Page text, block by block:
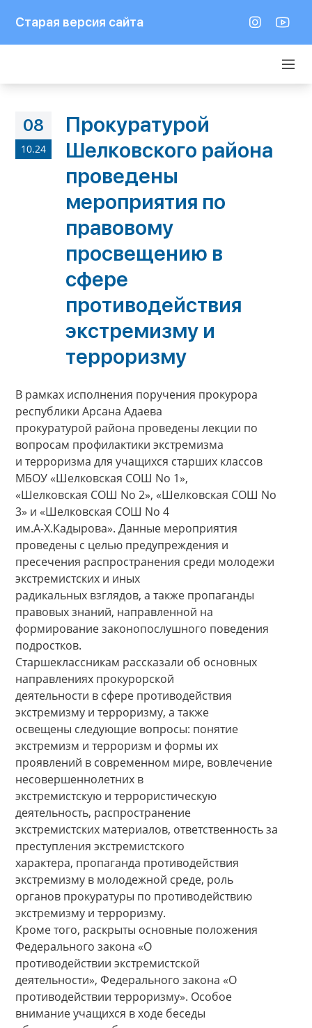
Старая версия сайта
08
10.24
Прокуратурой
Шелковского района
проведены
мероприятия по
правовому
просвещению в
сфере
противодействия
экстремизму и
терроризму
В рамках исполнения поручения прокурора
республики Арсана Адаева
прокуратурой района проведены лекции по
вопросам профилактики экстремизма
и терроризма для учащихся старших классов
МБОУ «Шелковская СОШ No 1»,
«Шелковская СОШ No 2», «Шелковская СОШ No
3» и «Шелковская СОШ No 4
им.А-Х.Кадырова». Данные мероприятия
проведены с целью предупреждения и
пресечения распространения среди молодежи
экстремистских и иных
радикальных взглядов, а также пропаганды
правовых знаний, направленной на
формирование законопослушного поведения
подростков.
Старшеклассникам рассказали об основных
направлениях прокурорской
деятельности в сфере противодействия
экстремизму и терроризму, а также
освещены следующие вопросы: понятие
экстремизм и терроризм и формы их
проявлений в современном мире, вовлечение
несовершеннолетних в
экстремистскую и террористическую
деятельность, распространение
экстремистских материалов, ответственность за
преступления экстремистского
характера, пропаганда противодействия
экстремизму в молодежной среде, роль
органов прокуратуры по противодействию
экстремизму и терроризму.
Кроме того, раскрыты основные положения
Федерального закона «О
противодействии экстремистской
деятельности», Федерального закона «О
противодействии терроризму». Особое
внимание учащихся в ходе беседы